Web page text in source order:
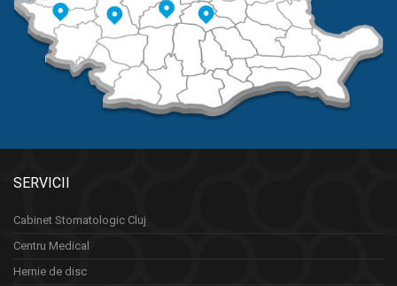
SERVICII
Cabinet Stomatologic Cluj
Centru Medical
Hernie de disc